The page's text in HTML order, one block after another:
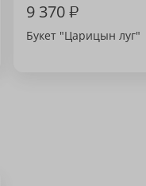
9 370₽
Букет "Царицын луг"